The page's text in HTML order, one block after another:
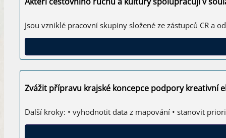
Jsou vzniklé pracovní skupiny složené ze zástupců CR
Zvážit přípravu krajské koncepce podpory kreativní
Další kroky: • vyhodnotit data z mapování • stanovit